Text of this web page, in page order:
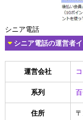
シニア電話
シニア電話の運営者
運営会社
系列
住所